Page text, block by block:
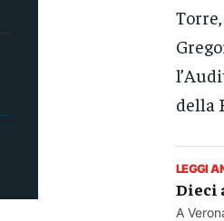
della
LEGGI
Dieci
A